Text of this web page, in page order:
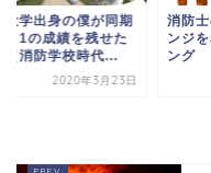
大学出身の僕が同期
1の成績を残せた
（消防学校時代...
2020年3月23日
消防
ンジ
ング